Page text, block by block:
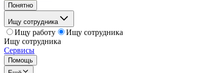
Понятно
Ищу сотрудника
Ищу работу
Ищу сотрудника
Ищу сотрудника
Сервисы
Помощь